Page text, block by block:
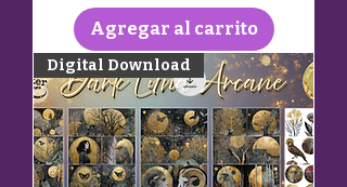
Agregar al carrito
Digital Download